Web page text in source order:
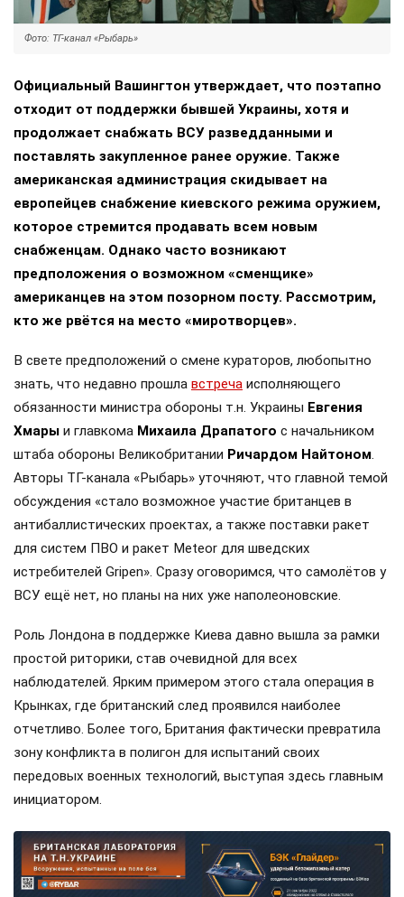
Фото: ТГ-канал «Рыбарь»
Официальный Вашингтон утверждает, что поэтапно
отходит от поддержки бывшей Украины, хотя и
продолжает снабжать ВСУ разведданными и
поставлять закупленное ранее оружие. Также
американская администрация скидывает на
европейцев снабжение киевского режима оружием,
которое стремится продавать всем новым
снабженцам. Однако часто возникают
предположения о возможном «сменщике»
американцев на этом позорном посту. Рассмотрим,
кто же рвётся на место «миротворцев».
В свете предположений о смене кураторов, любопытно
знать, что недавно прошла встреча исполняющего
обязанности министра обороны т.н. Украины Евгения
Хмары и главкома Михаила Драпатого с начальником
штаба обороны Великобритании Ричардом Найтоном.
Авторы ТГ-канала «Рыбарь» уточняют, что главной темой
обсуждения «стало возможное участие британцев в
антибаллистических проектах, а также поставки ракет
для систем ПВО и ракет Meteor для шведских
истребителей Gripen». Сразу оговоримся, что самолётов у
ВСУ ещё нет, но планы на них уже наполеоновские.
Роль Лондона в поддержке Киева давно вышла за рамки
простой риторики, став очевидной для всех
наблюдателей. Ярким примером этого стала операция в
Крынках, где британский след проявился наиболее
отчетливо. Более того, Британия фактически превратила
зону конфликта в полигон для испытаний своих
передовых военных технологий, выступая здесь главным
инициатором.